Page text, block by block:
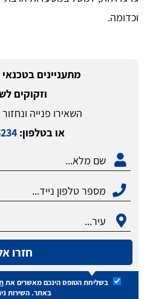
וכדומה.
מתעניינים
וזקוקים
השאירו פנייה
או בטלפון:
חזרו
בשליחת הטופס הינכם מאשרים את
באתר. השירות